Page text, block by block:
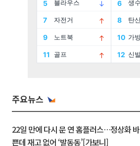
주요뉴스
22일 만에 다시 문 연 홈플러스…정상화 바
쁜데 재고 없어 ‘발동동’[가보니]